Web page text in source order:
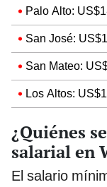
Palo Alto:
San José:
San Mateo:
Los Altos:
¿Quiénes
salarial en
El salario